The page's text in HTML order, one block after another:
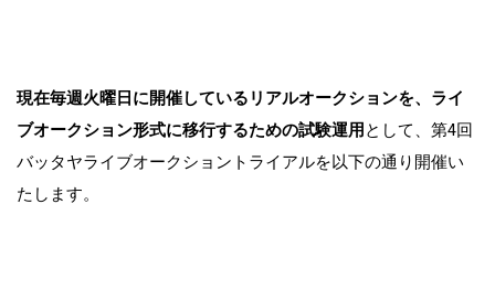
現在毎週火曜日に開催しているリアルオークションを、ライ
ブオークション形式に移行するための試験運用 として、第4回
バッタヤライブオークショントライアルを以下の通り開催い
たします。